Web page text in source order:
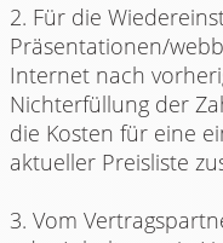
2. Für die
Präsentationen/
Internet nach
Nichterfüllung der
die Kosten für eine
aktueller Preisliste
3. Vom